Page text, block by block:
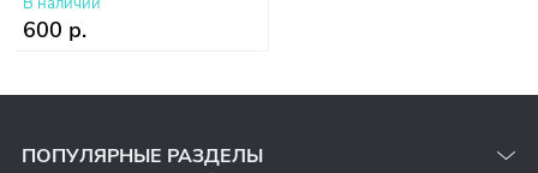
600 р.
ПОПУЛЯРНЫЕ РАЗДЕЛЫ